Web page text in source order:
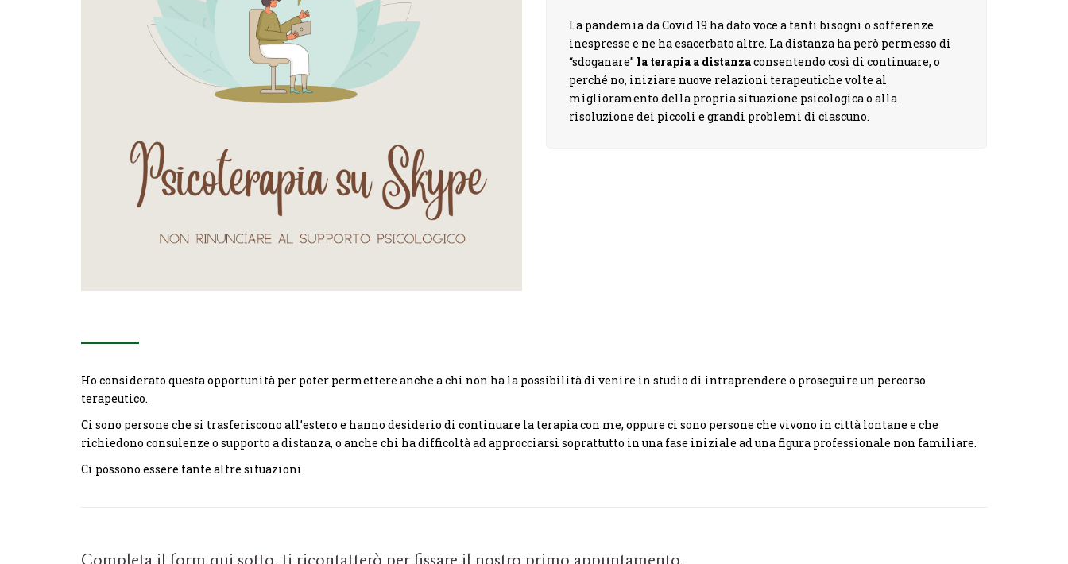
La pandemia da Covid 19 ha dato voce a tanti bisogni o sofferenze
inespresse e ne ha esacerbato altre. La distanza ha però permesso di
“sdoganare” la terapia a distanzaconsentendo così di continuare, o
perché no, iniziare nuove relazioni terapeutiche volte al
miglioramento della propria situazione psicologica o alla
risoluzione dei piccoli e grandi problemi di ciascuno.
Ho considerato questa opportunità per poter permettere anche a chi non ha la possibilità di venire in studio di intraprendere o proseguire un percorso
terapeutico.
Ci sono persone che si trasferiscono all’estero e hanno desiderio di continuare la terapia con me, oppure ci sono persone che vivono in città lontane e che
richiedono consulenze o supporto a distanza, o anche chi ha difficoltà ad approcciarsi soprattutto in una fase iniziale ad una figura professionale non familiare.
Ci possono essere tante altre situazioni